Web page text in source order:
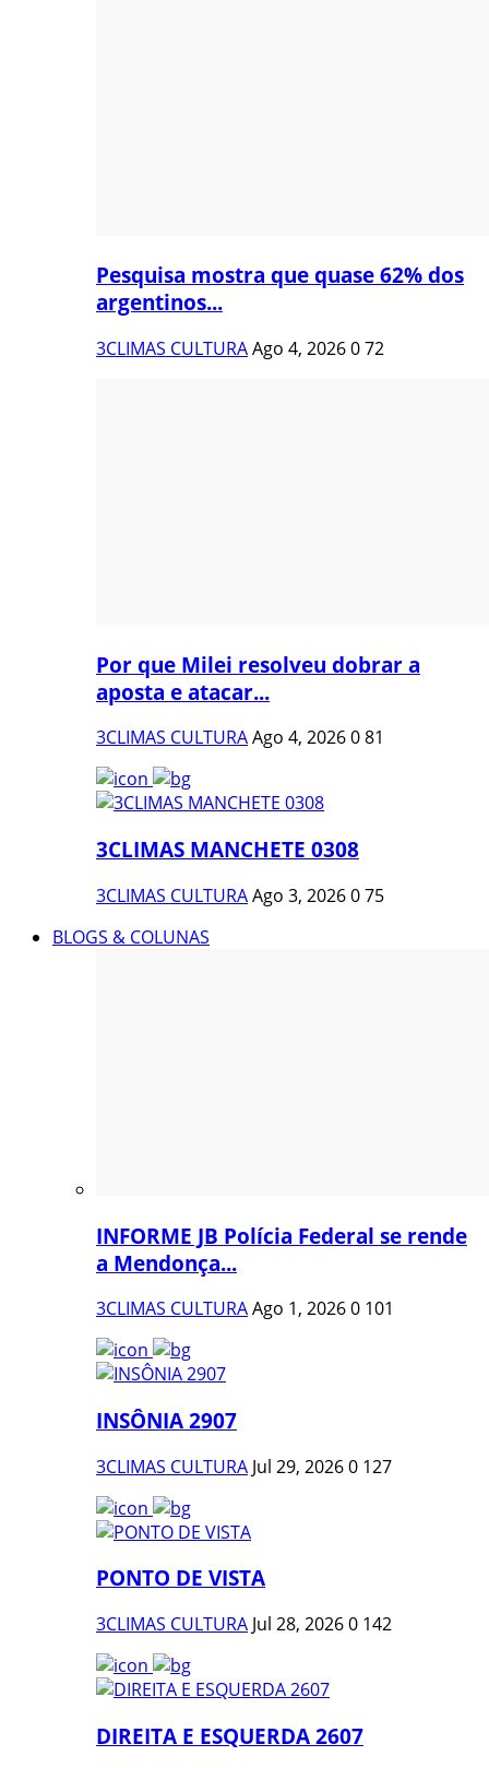
Pesquisa mostra que quase 62% dos
argentinos...
3CLIMAS CULTURAAgo 4, 2026072
Por que Milei resolveu dobrar a
aposta e atacar...
3CLIMAS CULTURAAgo 4, 2026081
3CLIMAS MANCHETE 0308
3CLIMAS CULTURAAgo 3, 2026075
BLOGS & COLUNAS
INFORME JB Polícia Federal se rende
a Mendonça...
3CLIMAS CULTURAAgo 1, 20260 101
INSÔNIA 2907
3CLIMAS CULTURA Jul 29, 20260 127
PONTO DE VISTA
3CLIMAS CULTURA Jul 28, 20260 142
DIREITA E ESQUERDA 2607